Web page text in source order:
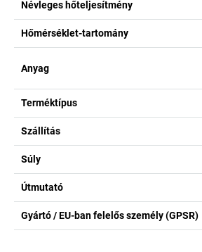
Névleges hőteljesítmény
Hőmérséklet-tartomány
Anyag
Terméktípus
Szállítás
Súly
Útmutató
Gyártó / EU-ban felelős személy (GPSR)